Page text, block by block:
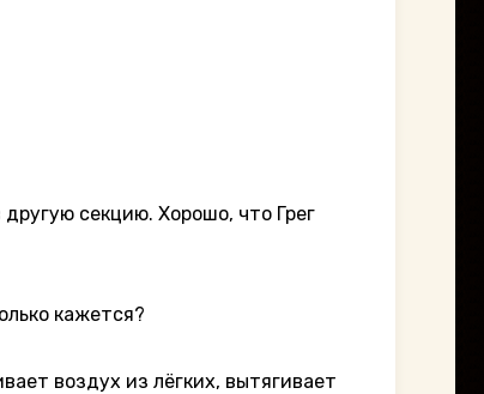
секцию. Хорошо, что Грег
кажется?
воздух из лёгких, вытягивает